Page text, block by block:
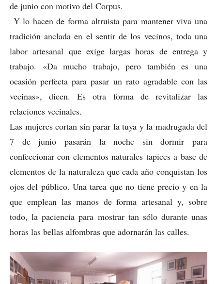
de junio con motivo del Corpus.
Y lo hacen de forma altruista para mantener viva una
tradición anclada en el sentir de los vecinos, toda una
labor artesanal que exige largas horas de entrega y
trabajo. «Da mucho trabajo, pero también es una
ocasión perfecta para pasar un rato agradable con las
vecinas», dicen. Es otra forma de revitalizar las
relaciones vecinales.
Las mujeres cortan sin parar la tuya y la madrugada del
7 de junio pasarán la noche sin dormir para
confeccionar con elementos naturales tapices a base de
elementos de la naturaleza que cada año conquistan los
ojos del público. Una tarea que no tiene precio y en la
que emplean las manos de forma artesanal y, sobre
todo, la paciencia para mostrar tan sólo durante unas
horas las bellas alfombras que adornarán las calles.